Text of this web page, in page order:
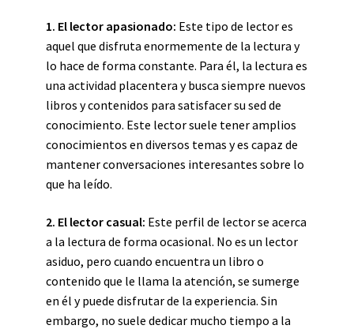
1. El lector apasionado: Este tipo de lector es
aquel que disfruta enormemente de la lectura y
lo hace de forma constante. Para él, la lectura es
una actividad placentera y busca siempre nuevos
libros y contenidos para satisfacer su sed de
conocimiento. Este lector suele tener amplios
conocimientos en diversos temas y es capaz de
mantener conversaciones interesantes sobre lo
que ha leído.
2. El lector casual: Este perfil de lector se acerca
a la lectura de forma ocasional. No es un lector
asiduo, pero cuando encuentra un libro o
contenido que le llama la atención, se sumerge
en él y puede disfrutar de la experiencia. Sin
embargo, no suele dedicar mucho tiempo a la